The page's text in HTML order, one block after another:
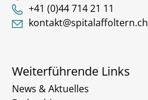
+41 (0)44 714 21 11
kontakt@spitalaffoltern.ch
Weiterführende Links
News & Aktuelles